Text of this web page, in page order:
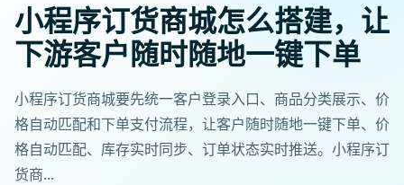
小程序订货商城怎么搭建，让
下游客户随时随地一键下单
小程序订货商城要先统一客户登录入口、商品分类展示、价
格自动匹配和下单支付流程，让客户随时随地一键下单、价
格自动匹配、库存实时同步、订单状态实时推送。小程序订
货商...